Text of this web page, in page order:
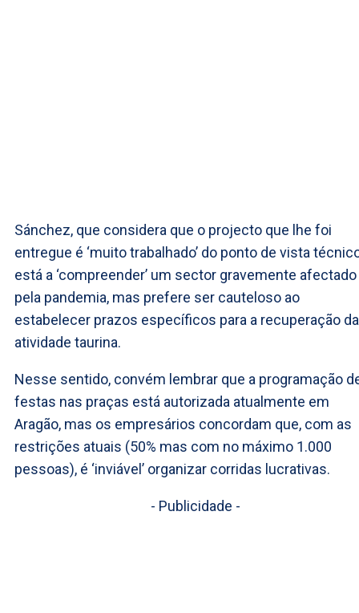
Sánchez, que considera que o projecto que lhe foi
entregue é ‘muito trabalhado’ do ponto de vista
está a ‘compreender’ um sector gravemente afectado
pela pandemia, mas prefere ser cauteloso ao
estabelecer prazos específicos para a recuperação da
atividade taurina.
Nesse sentido, convém lembrar que a programação
festas nas praças está autorizada atualmente em
Aragão, mas os empresários concordam que, com as
restrições atuais (50% mas com no máximo 1.000
pessoas), é ‘inviável’ organizar corridas lucrativas.
- Publicidade -